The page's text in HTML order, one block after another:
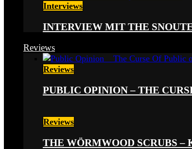
Interviews
INTERVIEW MIT THE
Reviews
Reviews
PUBLIC OPINION – THE
Reviews
THE WÖRMWOOD SCRUBS